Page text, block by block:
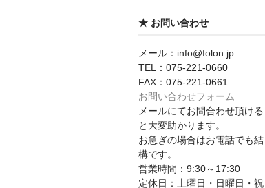
★ お問い合わせ
メール：info@folon.jp
TEL：075-221-0660
FAX：075-221-0661
お問い合わせフォーム
メールにてお問合わせ頂ける
と大変助かります。
お急ぎの場合はお電話でも結
構です。
営業時間：9:30～17:30
定休日：土曜日・日曜日・祝